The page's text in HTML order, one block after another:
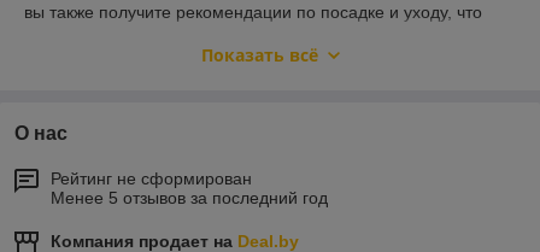
вы также получите рекомендации по посадке и уходу, что
возможность вырастить собственную смородину и
Показать всё
О нас
Рейтинг не сформирован
Менее 5 отзывов за последний год
Компания продает на Deal.by